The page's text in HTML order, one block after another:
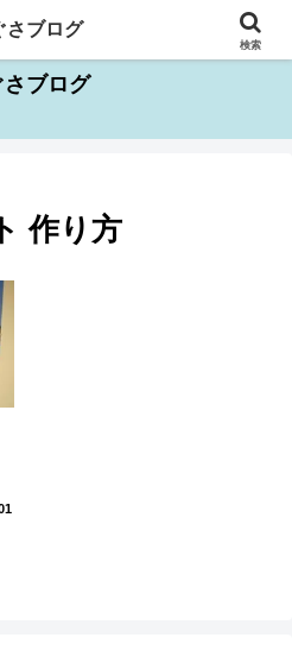
たお出かけスポット情報
さブログ
作り方
さブログ
検索